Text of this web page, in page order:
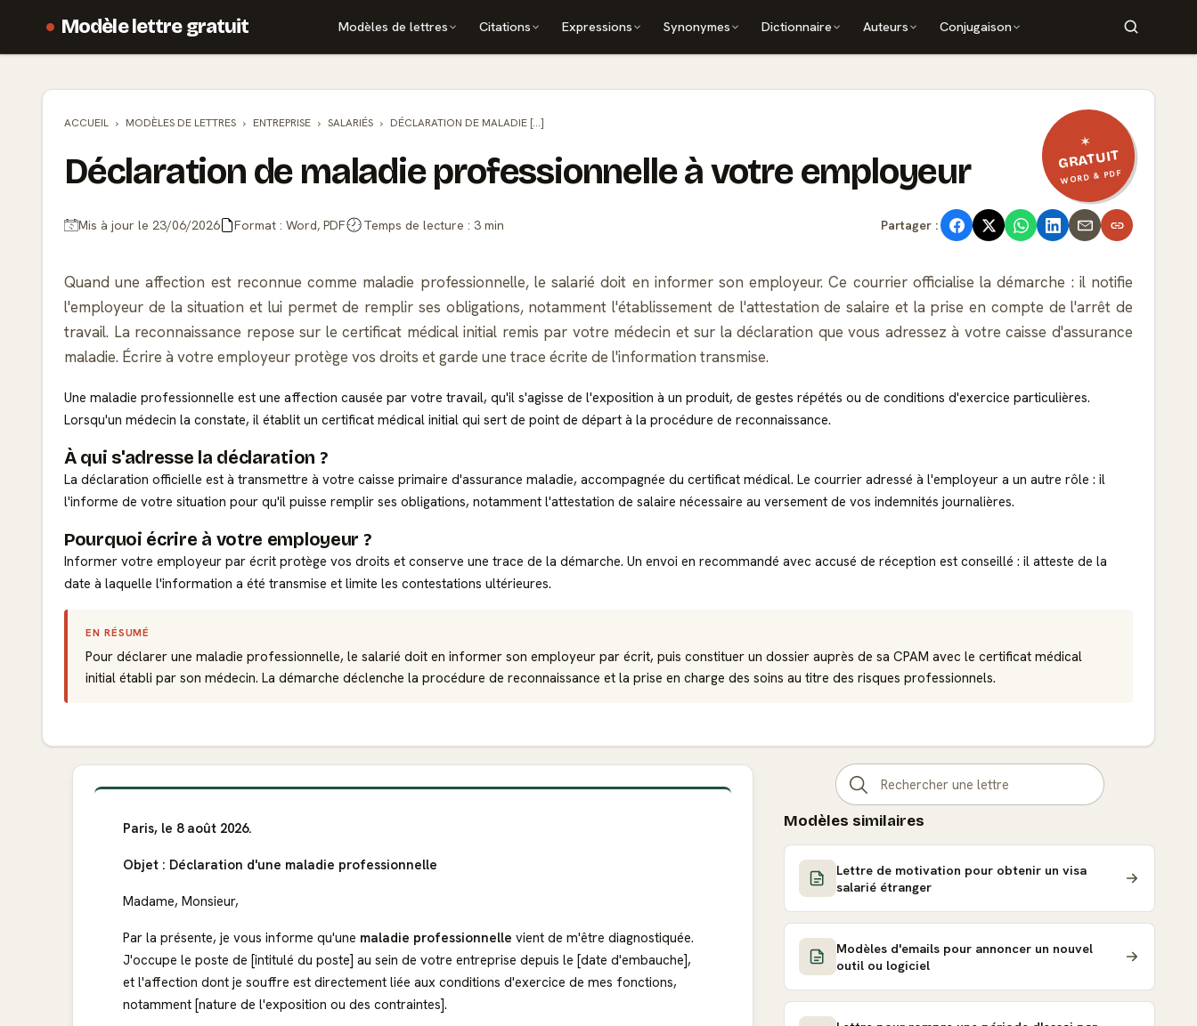
Modèle lettre gratuit Modèles de lettres Citations Expressions Synonymes Dictionnaire Auteurs Conjugaison
✶
GRATUIT
WORD & PDF
ACCUEIL MODÈLES DE LETTRES ENTREPRISE SALARIÉS DÉCLARATION DE MALADIE [...]
Déclaration de maladie professionnelle à votre employeur
Mis à jour le 23/06/2026 Format : Word, PDF Temps de lecture : 3 min Partager :
Quand une affection est reconnue comme maladie professionnelle, le salarié doit en informer son employeur. Ce courrier officialise la démarche : il notifie
l'employeur de la situation et lui permet de remplir ses obligations, notamment l'établissement de l'attestation de salaire et la prise en compte de l'arrêt de
travail. La reconnaissance repose sur le certificat médical initial remis par votre médecin et sur la déclaration que vous adressez à votre caisse d'assurance
maladie. Écrire à votre employeur protège vos droits et garde une trace écrite de l'information transmise.
Une maladie professionnelle est une affection causée par votre travail, qu'il s'agisse de l'exposition à un produit, de gestes répétés ou de conditions d'exercice particulières.
Lorsqu'un médecin la constate, il établit un certificat médical initial qui sert de point de départ à la procédure de reconnaissance.
À qui s'adresse la déclaration ?
La déclaration officielle est à transmettre à votre caisse primaire d'assurance maladie, accompagnée du certificat médical. Le courrier adressé à l'employeur a un autre rôle : il
l'informe de votre situation pour qu'il puisse remplir ses obligations, notamment l'attestation de salaire nécessaire au versement de vos indemnités journalières.
Pourquoi écrire à votre employeur ?
Informer votre employeur par écrit protège vos droits et conserve une trace de la démarche. Un envoi en recommandé avec accusé de réception est conseillé : il atteste de la
date à laquelle l'information a été transmise et limite les contestations ultérieures.
EN RÉSUMÉ
Pour déclarer une maladie professionnelle, le salarié doit en informer son employeur par écrit, puis constituer un dossier auprès de sa CPAM avec le certificat médical
initial établi par son médecin. La démarche déclenche la procédure de reconnaissance et la prise en charge des soins au titre des risques professionnels.
Paris, le 8 août 2026.
Objet : Déclaration d'une maladie professionnelle
Madame, Monsieur,
Par la présente, je vous informe qu'une maladie professionnelle vient de m'être diagnostiquée.
J'occupe le poste de [intitulé du poste] au sein de votre entreprise depuis le [date d'embauche],
et l'affection dont je souffre est directement liée aux conditions d'exercice de mes fonctions,
notamment [nature de l'exposition ou des contraintes].
Modèles similaires
Lettre de motivation pour obtenir un visa
salarié étranger
Modèles d'emails pour annoncer un nouvel
outil ou logiciel